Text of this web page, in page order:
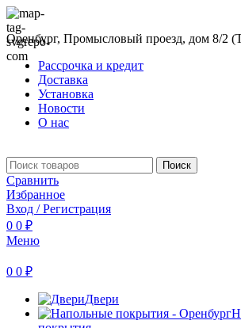
Оренбург, Промысловый проезд, дом 8/2
Рассрочка и кредит
Доставка
Установка
Новости
О нас
Поиск
Сравнить
Избранное
Вход / Регистрация
0 0 ₽
Меню
0 0 ₽
Двери